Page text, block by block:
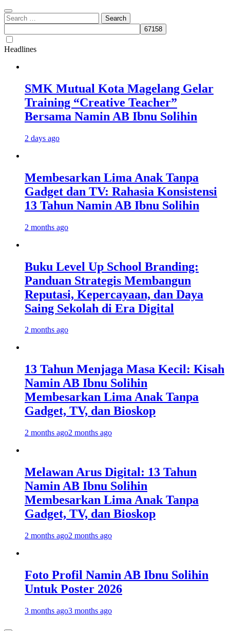
Search
for:
Headlines
SMK Mutual Kota Magelang Gelar
Training “Creative Teacher”
Bersama Namin AB Ibnu Solihin
2 days ago
Membesarkan Lima Anak Tanpa
Gadget dan TV: Rahasia Konsistensi
13 Tahun Namin AB Ibnu Solihin
2 months ago
Buku Level Up School Branding:
Panduan Strategis Membangun
Reputasi, Kepercayaan, dan Daya
Saing Sekolah di Era Digital
2 months ago
13 Tahun Menjaga Masa Kecil: Kisah
Namin AB Ibnu Solihin
Membesarkan Lima Anak Tanpa
Gadget, TV, dan Bioskop
2 months ago2 months ago
Melawan Arus Digital: 13 Tahun
Namin AB Ibnu Solihin
Membesarkan Lima Anak Tanpa
Gadget, TV, dan Bioskop
2 months ago2 months ago
Foto Profil Namin AB Ibnu Solihin
Untuk Poster 2026
3 months ago3 months ago